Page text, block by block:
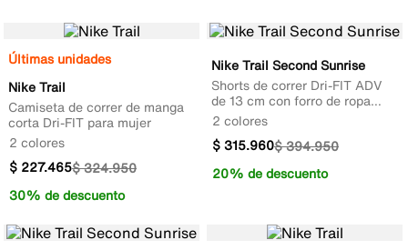
Últimas unidades
Nike Trail
Camiseta de correr de manga
corta Dri-FIT para mujer
2 colores
$324.950
$ 227.465
30% de descuento
Nike Trail Second Sunrise
Shorts de correr Dri-FIT ADV
de 13 cm con forro de ropa
interior para hombre
2 colores
$394.950
$315.960
20% de descuento